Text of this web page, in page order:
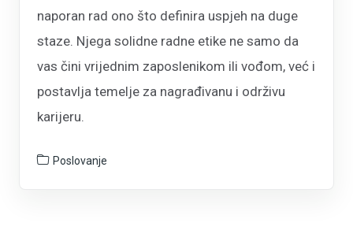
naporan rad ono što definira uspjeh na duge
staze. Njega solidne radne etike ne samo da
vas čini vrijednim zaposlenikom ili vođom, već i
postavlja temelje za nagrađivanu i održivu
karijeru.
Poslovanje